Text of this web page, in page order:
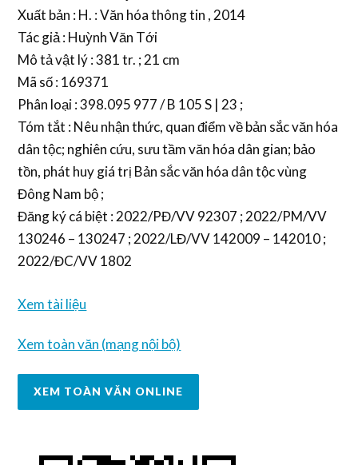
Xuất bản : H. : Văn hóa thông tin , 2014
Tác giả : Huỳnh Văn Tới
Mô tả vật lý : 381 tr. ; 21 cm
Mã số : 169371
Phân loại : 398.095 977 / B 105 S | 23 ;
Tóm tắt : Nêu nhận thức, quan điểm về bản sắc văn hóa
dân tộc; nghiên cứu, sưu tầm văn hóa dân gian; bảo
tồn, phát huy giá trị Bản sắc văn hóa dân tộc vùng
Đông Nam bộ ;
Đăng ký cá biệt : 2022/PĐ/VV 92307 ; 2022/PM/VV
130246 – 130247 ; 2022/LĐ/VV 142009 – 142010 ;
2022/ĐC/VV 1802
Xem tài liệu
Xem toàn văn (mạng nội bộ)
XEM TOÀN VĂN ONLINE